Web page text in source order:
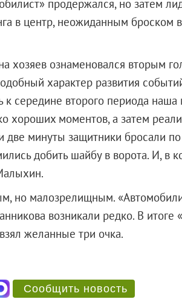
продержался, но затем
в центр, неожиданным броском
хозяев ознаменовался вторым
характер развития
середине второго периода наша
хороших моментов, а затем
две минуты защитники бросали
добить шайбу в ворота. И, в
но малозрелищным.
возникали редко. В итоге
и взял желанные три очка.
Сообщить новость